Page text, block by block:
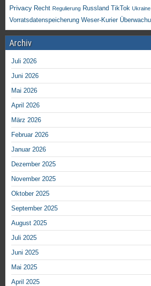
Privacy Recht Regulierung Russland TikTok Ukraine
Vorratsdatenspeicherung Weser-Kurier
Archiv
Juli 2026
Juni 2026
Mai 2026
April 2026
März 2026
Februar 2026
Januar 2026
Dezember 2025
November 2025
Oktober 2025
September 2025
August 2025
Juli 2025
Juni 2025
Mai 2025
April 2025